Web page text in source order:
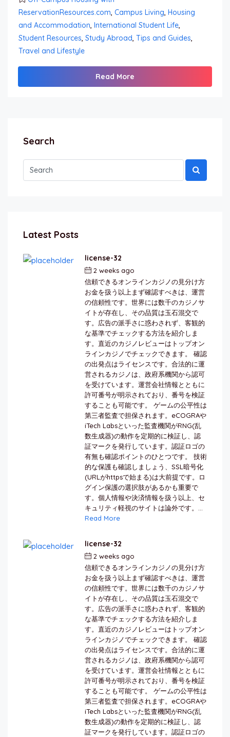
ReservationResources.com, Campus Living, Housing
and Accommodation, International Student Life,
Student Resources, Study Abroad, Tips and Guides,
Travel and Lifestyle
Read More
Search
Latest Posts
license-32
2 weeks ago
信頼できるオンラインカジノの見分け方
お金を扱う以上まず確認すべきは、運営
の信頼性です。世界には数千のカジノサ
イトが存在し、その品質は玉石混交で
す。広告の派手さに惑わされず、客観的
な基準でチェックする方法を紹介しま
す。直近のカジノレビューはトップオン
ラインカジノでチェックできます。 確認
の出発点はライセンスです。合法的に運
営されるカジノは、政府系機関から認可
を受けています。運営会社情報とともに
許可番号が明示されており、番号を検証
することも可能です。 ゲームの公平性は
第三者監査で担保されます。eCOGRAや
iTech Labsといった監査機関がRNG(乱
数生成器)の動作を定期的に検証し、認
証マークを発行しています。認証ロゴの
有無も確認ポイントのひとつです。 技術
的な保護も確認しましょう、SSL暗号化
(URLがhttpsで始まる)は大前提です。ロ
グイン保護の選択肢があるかも重要で
す。個人情報や決済情報を扱う以上、セ
キュリティ軽視のサイトは論外です。...
Read More
license-32
2 weeks ago
信頼できるオンラインカジノの見分け方
お金を扱う以上まず確認すべきは、運営
の信頼性です。世界には数千のカジノサ
イトが存在し、その品質は玉石混交で
す。広告の派手さに惑わされず、客観的
な基準でチェックする方法を紹介しま
す。直近のカジノレビューはトップオン
ラインカジノでチェックできます。 確認
の出発点はライセンスです。合法的に運
営されるカジノは、政府系機関から認可
を受けています。運営会社情報とともに
許可番号が明示されており、番号を検証
することも可能です。 ゲームの公平性は
第三者監査で担保されます。eCOGRAや
iTech Labsといった監査機関がRNG(乱
数生成器)の動作を定期的に検証し、認
証マークを発行しています。認証ロゴの